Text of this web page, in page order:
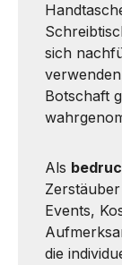
sich
Botschaft
Als
Events,
die